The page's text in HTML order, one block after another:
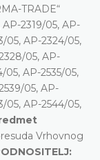
TRADE“
2319/05, AP-
05, AP-2324/05,
05, AP-
05, AP-2535/05,
05, AP-
05, AP-2544/05,
Vrhovnog